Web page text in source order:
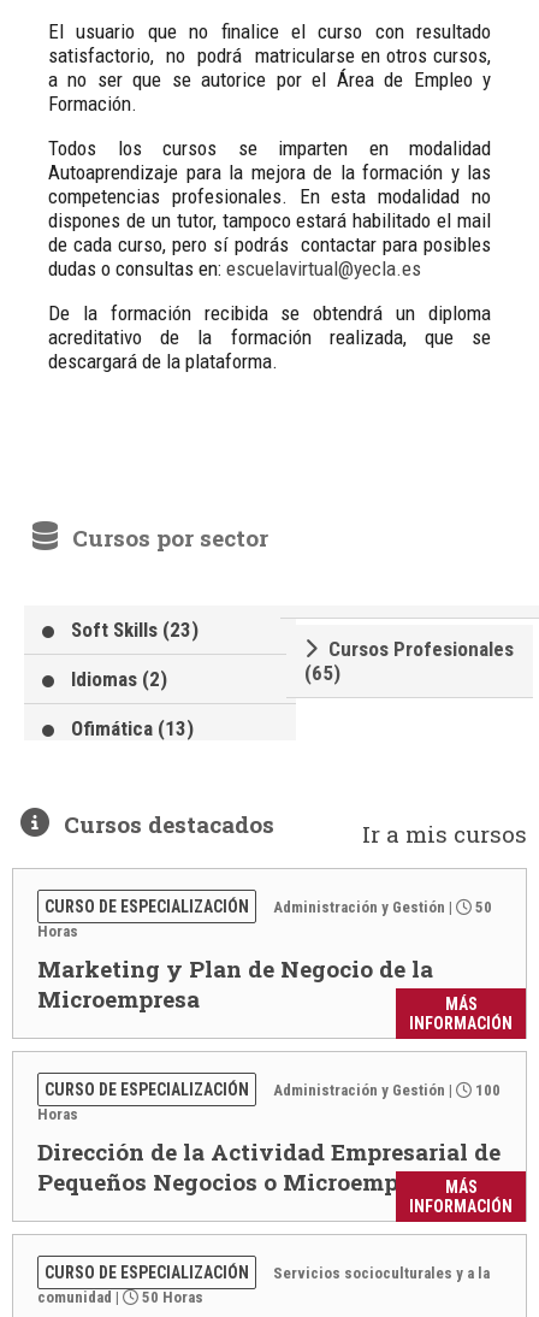
El usuario que no finalice el curso con resultado
satisfactorio, no podrá matricularse en otros cursos,
a no ser que se autorice por el Área de Empleo y
Formación.
Todos los cursos se imparten en modalidad
Autoaprendizaje para la mejora de la formación y las
competencias profesionales. En esta modalidad no
dispones de un tutor, tampoco estará habilitado el mail
de cada curso, pero sí podrás contactar para posibles
dudas o consultas en: escuelavirtual@yecla.es
De la formación recibida se obtendrá un diploma
acreditativo de la formación realizada, que se
descargará de la plataforma.
Cursos por sector
Soft Skills (23)
Idiomas (2)
Ofimática (13)
Cursos Profesionales
(65)
Cursos destacados Ir a mis cursos
CURSO DE ESPECIALIZACIÓN Administración y Gestión |
50
Horas
Marketing y Plan de Negocio de la
Microempresa
MÁS
INFORMACIÓN
CURSO DE ESPECIALIZACIÓN Administración y Gestión |
100
Horas
Dirección de la Actividad Empresarial de
Pequeños Negocios o MicroempresasMÁS
INFORMACIÓN
CURSO DE ESPECIALIZACIÓN
Servicios socioculturales y a la
comunidad | 50 Horas